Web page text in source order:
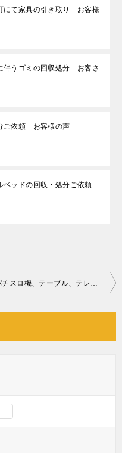
にて家具の引き取り お客様
伴うゴミの回収処分 お客さ
ご依頼 お客様の声
ベッドの回収・処分ご依頼
パチスロ機、テーブル、テレビ、ラック、お風呂の椅子等の回収・処分